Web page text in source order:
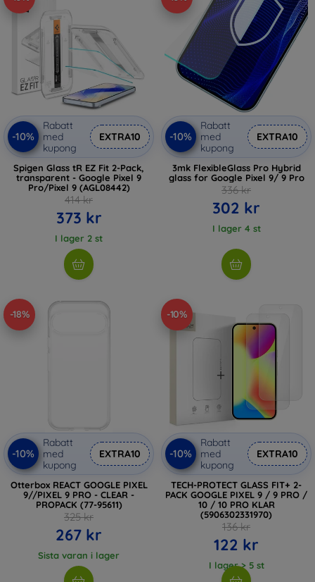
-10%
Rabatt
med
kupong
EXTRA10
Spigen Glass tR EZ Fit 2-Pack,
transparent - Google Pixel 9
Pro/Pixel 9 (AGL08442)
414 kr
373 kr
I lager 2 st
-10%
Rabatt
med
kupong
EXTRA10
3mk FlexibleGlass Pro Hybrid
glass for Google Pixel 9/ 9 Pro
336 kr
302 kr
I lager 4 st
-18%
-10%
Rabatt
med
kupong
EXTRA10
Otterbox REACT GOOGLE PIXEL
9//PIXEL 9 PRO - CLEAR -
PROPACK (77-95611)
325 kr
267 kr
Sista varan i lager
-10%
-10%
Rabatt
med
kupong
EXTRA10
TECH-PROTECT GLASS FIT+ 2-
PACK GOOGLE PIXEL 9 / 9 PRO /
10 / 10 PRO KLAR
(5906302331970)
136 kr
122 kr
I lager > 5 st